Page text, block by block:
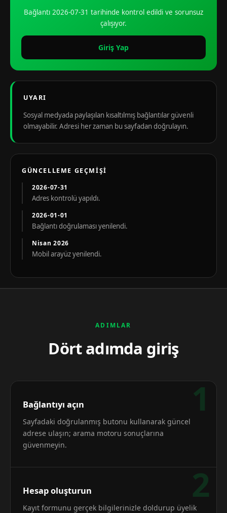
Bağlantı 2026-07-31 tarihinde kontrol edildi ve sorunsuz
çalışıyor.
Giriş Yap
UYARI
Sosyal medyada paylaşılan kısaltılmış bağlantılar güvenli
olmayabilir. Adresi her zaman bu sayfadan doğrulayın.
GÜNCELLEME GEÇMIŞI
2026-07-31
Adres kontrolü yapıldı.
2026-01-01
Bağlantı doğrulaması yenilendi.
Nisan 2026
Mobil arayüz yenilendi.
ADIMLAR
Dört adımda giriş
1
Bağlantıyı açın
Sayfadaki doğrulanmış butonu kullanarak güncel
adrese ulaşın; arama motoru sonuçlarına
güvenmeyin.
2
Hesap oluşturun
Kayıt formunu gerçek bilgilerinizle doldurup üyelik